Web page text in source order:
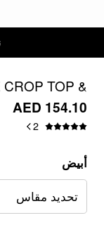
TOP &
SET
AED 154.10
2
أبيض
تحديد مقاس